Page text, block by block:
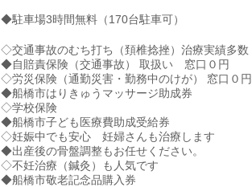
◆駐車場3時間無料（170台駐車可）
◇交通事故のむち打ち（頚椎捻挫）治療実績多数
◆自賠責保険（交通事故） 取扱い 窓口０円
◇労災保険（通勤災害・勤務中のけが） 窓口０円
◆船橋市はりきゅうマッサージ助成券
◇学校保険
◆船橋市子ども医療費助成受給券
◇妊娠中でも安心 妊婦さんも治療します
◆出産後の骨盤調整もお任せください。
◇不妊治療（鍼灸）も人気です
◆船橋市敬老記念品購入券